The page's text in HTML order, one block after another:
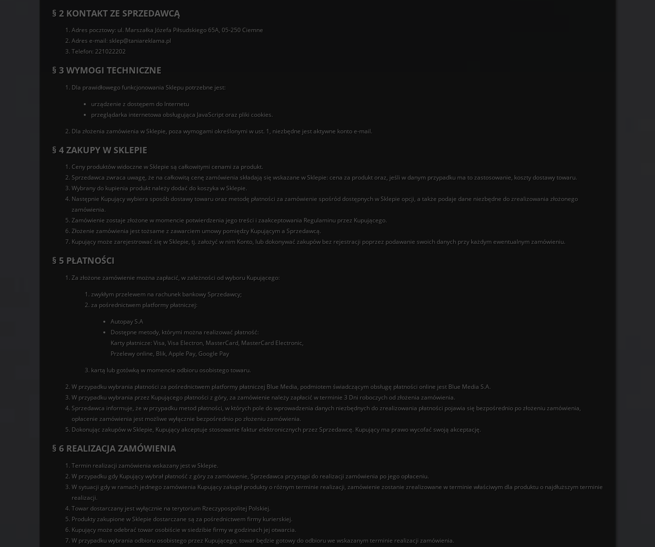
§ 2 KONTAKT ZE SPRZEDAWCĄ
Adres pocztowy: ul. Marszałka Józefa Piłsudskiego 65A, 05-250 Ciemne
Adres e-mail: sklep@taniareklama.pl
Telefon: 221022202
§ 3 WYMOGI TECHNICZNE
Dla prawidłowego funkcjonowania Sklepu potrzebne jest:
urządzenie z dostępem do Internetu
przeglądarka internetowa obsługująca JavaScript oraz pliki cookies.
Dla złożenia zamówienia w Sklepie, poza wymogami określonymi w ust. 1, niezbędne jest aktywne konto e-mail.
§ 4 ZAKUPY W SKLEPIE
Ceny produktów widoczne w Sklepie są całkowitymi cenami za produkt.
Sprzedawca zwraca uwagę, że na całkowitą cenę zamówienia składają się wskazane w Sklepie: cena za produkt oraz, jeśli w danym przypadku ma to zastosowanie, koszty dostawy towaru.
Wybrany do kupienia produkt należy dodać do koszyka w Sklepie.
Następnie Kupujący wybiera sposób dostawy towaru oraz metodę płatności za zamówienie spośród dostępnych w Sklepie opcji, a także podaje dane niezbędne do zrealizowania złożonego
zamówienia.
Zamówienie zostaje złożone w momencie potwierdzenia jego treści i zaakceptowania Regulaminu przez Kupującego.
Złożenie zamówienia jest tożsame z zawarciem umowy pomiędzy Kupującym a Sprzedawcą.
Kupujący może zarejestrować się w Sklepie, tj. założyć w nim Konto, lub dokonywać zakupów bez rejestracji poprzez podawanie swoich danych przy każdym ewentualnym zamówieniu.
§ 5 PŁATNOŚCI
Za złożone zamówienie można zapłacić, w zależności od wyboru Kupującego:
zwykłym przelewem na rachunek bankowy Sprzedawcy;
za pośrednictwem platformy płatniczej:
Autopay S.A
Dostępne metody, którymi można realizować płatność:
Karty płatnicze: Visa, Visa Electron, MasterCard, MasterCard Electronic,
Przelewy online, Blik, Apple Pay, Google Pay
kartą lub gotówką w momencie odbioru osobistego towaru.
W przypadku wybrania płatności za pośrednictwem platformy płatniczej Blue Media, podmiotem świadczącym obsługę płatności online jest Blue Media S.A.
W przypadku wybrania przez Kupującego płatności z góry, za zamówienie należy zapłacić w terminie 3 Dni roboczych od złożenia zamówienia.
Sprzedawca informuje, że w przypadku metod płatności, w których pole do wprowadzenia danych niezbędnych do zrealizowania płatności pojawia się bezpośrednio po złożeniu zamówienia,
opłacenie zamówienia jest możliwe wyłącznie bezpośrednio po złożeniu zamówienia.
Dokonując zakupów w Sklepie, Kupujący akceptuje stosowanie faktur elektronicznych przez Sprzedawcę. Kupujący ma prawo wycofać swoją akceptację.
§ 6 REALIZACJA ZAMÓWIENIA
Termin realizacji zamówienia wskazany jest w Sklepie.
W przypadku gdy Kupujący wybrał płatność z góry za zamówienie, Sprzedawca przystąpi do realizacji zamówienia po jego opłaceniu.
W sytuacji gdy w ramach jednego zamówienia Kupujący zakupił produkty o różnym terminie realizacji, zamówienie zostanie zrealizowane w terminie właściwym dla produktu o najdłuższym terminie
realizacji.
Towar dostarczany jest wyłącznie na terytorium Rzeczypospolitej Polskiej.
Produkty zakupione w Sklepie dostarczane są za pośrednictwem firmy kurierskiej.
Kupujący może odebrać towar osobiście w siedzibie firmy w godzinach jej otwarcia.
W przypadku wybrania odbioru osobistego przez Kupującego, towar będzie gotowy do odbioru we wskazanym terminie realizacji zamówienia.